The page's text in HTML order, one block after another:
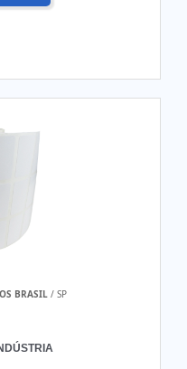
BRASIL / SP